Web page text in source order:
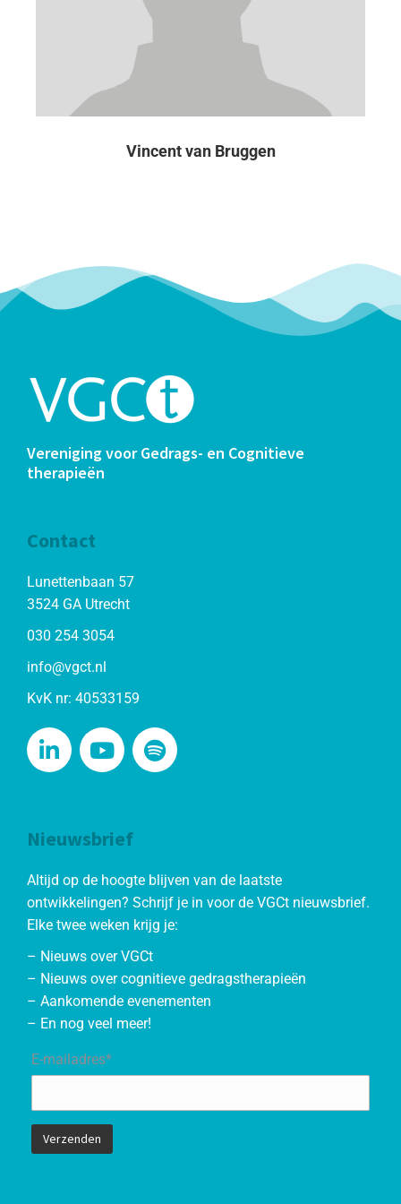
Vincent van Bruggen
Vereniging voor Gedrags- en Cognitieve
therapieën
Contact
Lunettenbaan 57
3524 GA Utrecht
030 254 3054
info@vgct.nl
KvK nr: 40533159
Nieuwsbrief
Altijd op de hoogte blijven van de laatste
ontwikkelingen? Schrijf je in voor de VGCt nieuwsbrief.
Elke twee weken krijg je:
– Nieuws over VGCt
– Nieuws over cognitieve gedragstherapieën
– Aankomende evenementen
– En nog veel meer!
E-mailadres*